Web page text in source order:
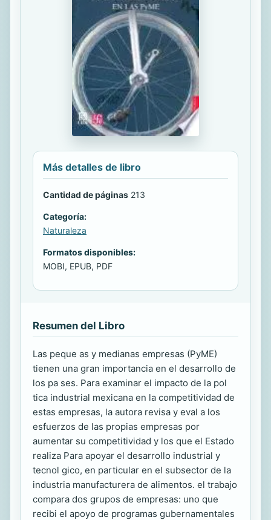
Más detalles de libro
Cantidad de páginas 213
Categoría:
Naturaleza
Formatos disponibles:
MOBI, EPUB, PDF
Resumen del Libro
Las peque as y medianas empresas (PyME)
tienen una gran importancia en el desarrollo de
los pa ses. Para examinar el impacto de la pol
tica industrial mexicana en la competitividad de
estas empresas, la autora revisa y eval a los
esfuerzos de las propias empresas por
aumentar su competitividad y los que el Estado
realiza Para apoyar el desarrollo industrial y
tecnol gico, en particular en el subsector de la
industria manufacturera de alimentos. el trabajo
compara dos grupos de empresas: uno que
recibi el apoyo de programas gubernamentales